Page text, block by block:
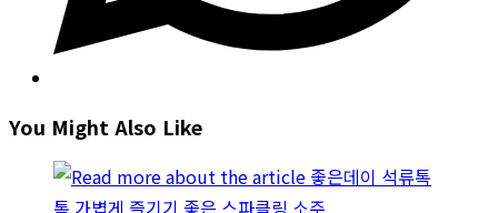
You Might Also Like